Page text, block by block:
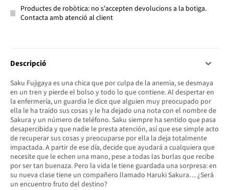
Productes de robòtica: no s'accepten devolucions a la botiga.
Contacta amb atenció al client
Descripció
Saku Fujigaya es una chica que por culpa de la anemia, se desmaya
en un tren y pierde el bolso y todo lo que contiene. Al despertar en
la enfermería, un guardia le dice que alguien muy preocupado por
ella le ha traído sus cosas y le ha dejado una nota con el nombre de
Sakura y un número de teléfono. Saku siempre ha sentido que pasa
desapercibida y que nadie le presta atención, así que ese simple acto
de recuperar sus cosas y preocuparse por ella la deja totalmente
impactada. A partir de ese día, decide que ayudará a cualquiera que
necesite que le echen una mano, pese a todas las burlas que recibe
por ser tan buenaza. Pero la vida le tiene guardada una sorpresa: en
su nueva clase tiene un compañero llamado Haruki Sakura… ¿Será
un encuentro fruto del destino?